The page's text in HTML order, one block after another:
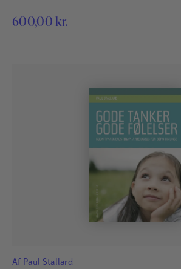
600,00 kr.
Af Paul Stallard